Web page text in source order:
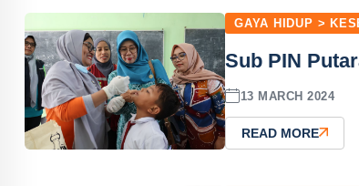
GAYA HIDUP >
Sub PIN
13 MARCH 2024
READ MORE